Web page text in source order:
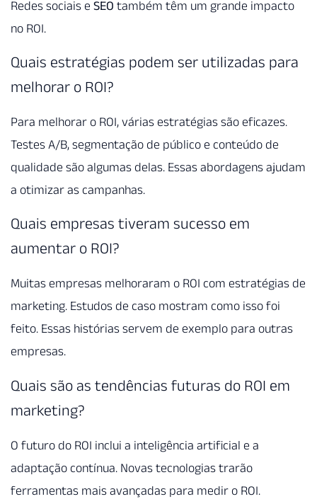
Redes sociais e SEO também têm um grande impacto
no ROI.
Quais estratégias podem ser utilizadas para
melhorar o ROI?
Para melhorar o ROI, várias estratégias são eficazes.
Testes A/B, segmentação de público e conteúdo de
qualidade são algumas delas. Essas abordagens ajudam
a otimizar as campanhas.
Quais empresas tiveram sucesso em
aumentar o ROI?
Muitas empresas melhoraram o ROI com estratégias de
marketing. Estudos de caso mostram como isso foi
feito. Essas histórias servem de exemplo para outras
empresas.
Quais são as tendências futuras do ROI em
marketing?
O futuro do ROI inclui a inteligência artificial e a
adaptação contínua. Novas tecnologias trarão
ferramentas mais avançadas para medir o ROI.